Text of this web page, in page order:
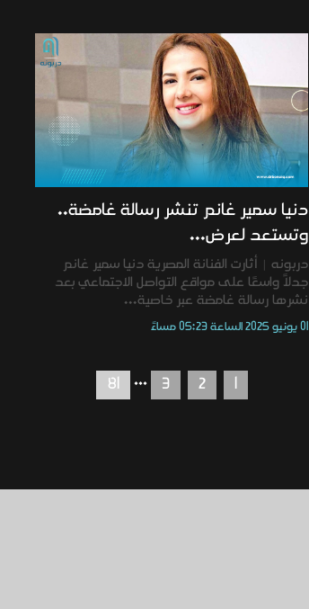
دنيا سمير غانم تنشر رسالة غامضة..
وتستعد لعرض...
دربونه | أثارت الفنانة المصرية دنيا سمير غانم
جدلاً واسعًا على مواقع التواصل الاجتماعي بعد
نشرها رسالة غامضة عبر خاصية...
01 يونيو 2025 الساعة 05:23 مساءً
1
2
3
...
81